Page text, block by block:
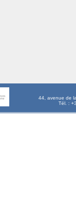
44, avenue de
Tél. :